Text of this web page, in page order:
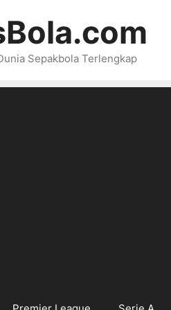
Sepakbola Terlengkap